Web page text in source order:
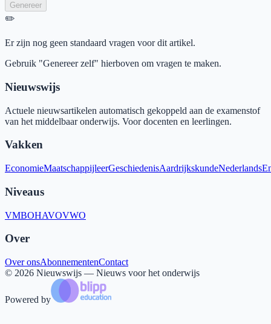
Genereer
✏️
Er zijn nog geen standaard vragen voor dit artikel.
Gebruik "Genereer zelf" hierboven om vragen te maken.
Nieuwswijs
Actuele nieuwsartikelen automatisch gekoppeld aan de examenstof
van het middelbaar onderwijs. Voor docenten en leerlingen.
Vakken
EconomieMaatschappijleerGeschiedenisAardrijkskundeNederlands
Niveaus
VMBOHAVOVWO
Over
Over onsAbonnementenContact
© 2026 Nieuwswijs — Nieuws voor het onderwijs
Powered by